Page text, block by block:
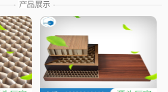
茶